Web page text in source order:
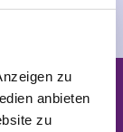
zu
anbieten
zu